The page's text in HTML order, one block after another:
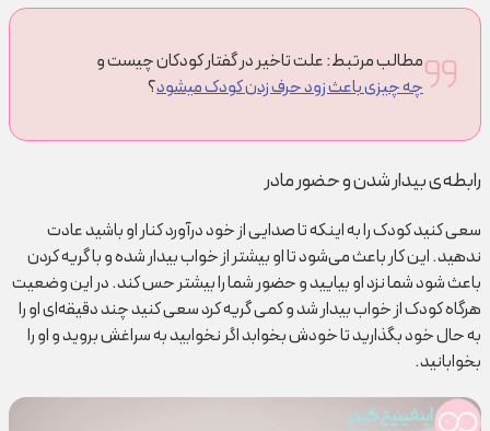
مطالب مرتبط: علت تاخیر در گفتار کودکان چیست و
چه چیزی باعث زود حرف زدن کودک میشود؟
رابطه‌ی بیدار شدن و حضور مادر
سعی کنید کودک را به اینکه تا صدایی از خود درآورد کنار او باشید عادت
ندهید. این کار باعث می‌شود تا او بیشتر از خواب بیدار شده و با گریه کردن
باعث شود شما نزد او بیایید و حضور شما را بیشتر حس کند. در این وضعیت
هرگاه کودک از خواب بیدار شد و کمی گریه کرد سعی کنید چند دقیقه‌ای او را
به حال خود بگذارید تا خودش بخوابد اگر نخوابید به سراغش بروید و او را
بخوابانید.